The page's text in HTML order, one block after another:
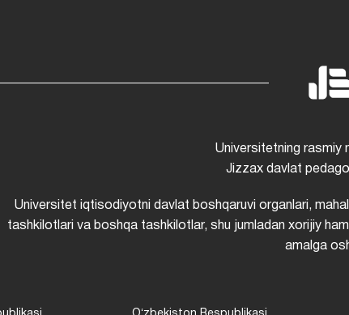
Universitetning rasmiy
Jizzax davlat
Universitet iqtisodiyotni davlat boshqaruvi organlari,
tashkilotlari va boshqa tashkilotlar, shu jumladan xorijiy
amalga